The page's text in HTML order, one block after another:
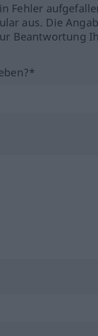
Fehler
aus. Die
Beantwortung